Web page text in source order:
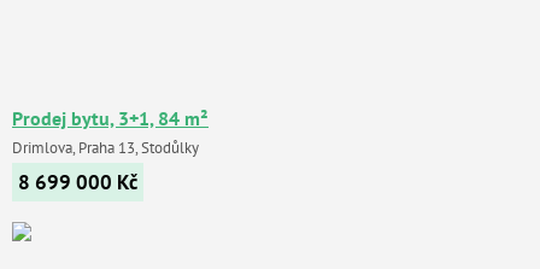
Prodej bytu, 3+1, 84 m²
Drimlova, Praha 13, Stodůlky
8 699 000 Kč